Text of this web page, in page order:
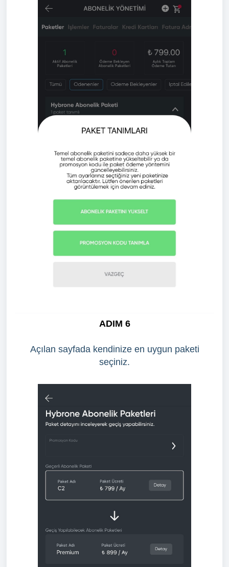
ADIM 6
Açılan sayfada kendinize en uygun paketi
seçiniz.